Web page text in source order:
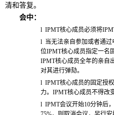
清和答复。
会中：
l IPMT核心成员必须将
l 当无法亲自参加或者通
位IPMT核心成员指定一名
IPMT核心成员全年的亲自
对其进行弹劾。
l IPMT核心成员的固定授
力。IPMT核心成员不得改
l IPMT会议开始10分钟后